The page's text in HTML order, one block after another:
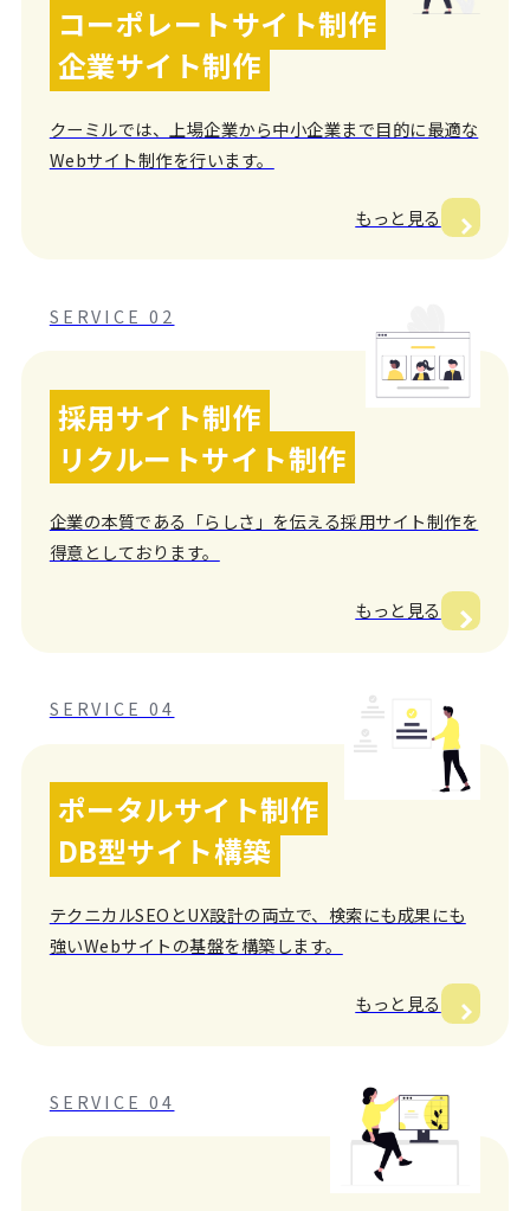
コーポレートサイト制作
企業サイト制作
クーミルでは、上場企業から中小企業まで目的に最適な
Webサイト制作を行います。
もっと見る
SERVICE 02
採用サイト制作
リクルートサイト制作
企業の本質である「らしさ」を伝える採用サイト制作を
得意としております。
もっと見る
SERVICE 04
ポータルサイト制作
DB型サイト構築
テクニカルSEOとUX設計の両立で、検索にも成果にも
強いWebサイトの基盤を構築します。
もっと見る
SERVICE 04